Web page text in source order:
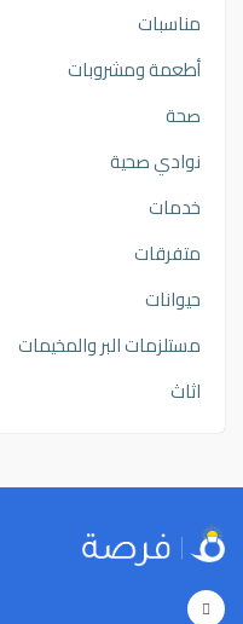
مناسبات
أطعمة ومشروبات
صحة
نوادي صحية
خدمات
متفرقات
حيوانات
مستلزمات البر والمخيمات
اثاث